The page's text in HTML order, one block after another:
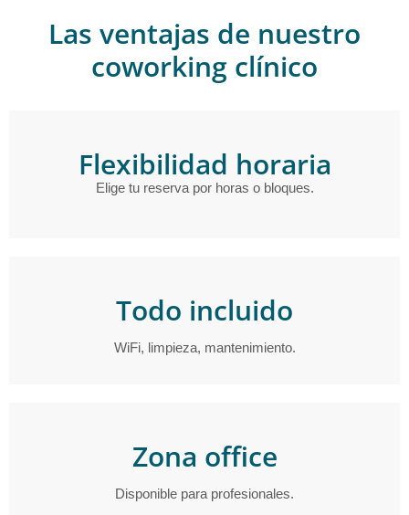
Las ventajas de nuestro
coworking clínico
Flexibilidad horaria
Elige tu reserva por horas o bloques.
Todo incluido
WiFi, limpieza, mantenimiento.
Zona office
Disponible para profesionales.